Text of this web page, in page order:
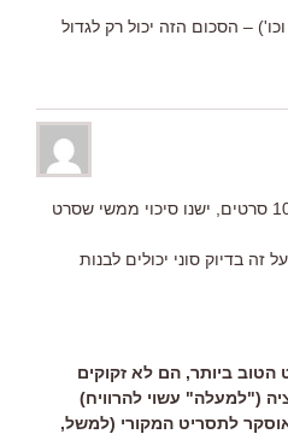
– הסכום הזה יכול רק לגדול
אני חושב שהשנה עקב השינוי בקטגוריית הסרט הטוב שכולל מעתה 10 סרטים, ישנו סיכוי ממשי שסרט
בדיוק סוני יכולים לבנות
הטוב ביותר, הם לא זקוקים
("למעלה" עשוי להרוויח)
לתסריט המקורי (למשל,